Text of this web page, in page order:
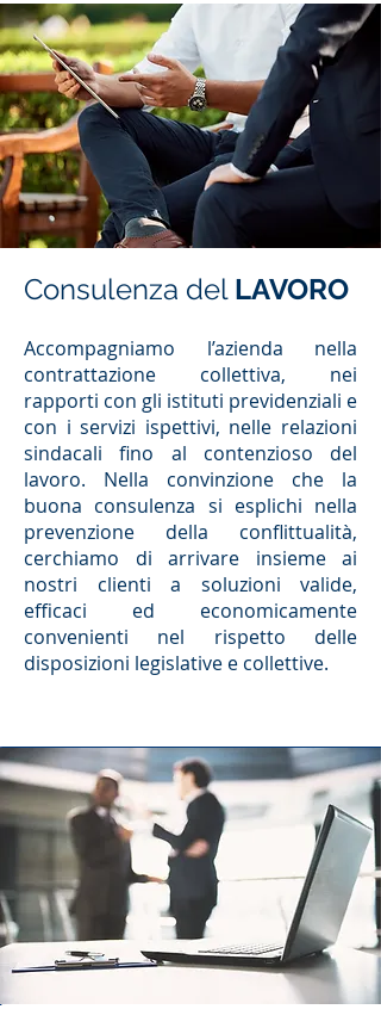
Consulenza del LAVORO
Accompagniamo l’azienda nella
contrattazione collettiva, nei
rapporti con gli istituti previdenziali e
con i servizi ispettivi, nelle relazioni
sindacali fino al contenzioso del
lavoro. Nella convinzione che la
buona consulenza si esplichi nella
prevenzione della conflittualità,
cerchiamo di arrivare insieme ai
nostri clienti a soluzioni valide,
efficaci ed economicamente
convenienti nel rispetto delle
disposizioni legislative e collettive.